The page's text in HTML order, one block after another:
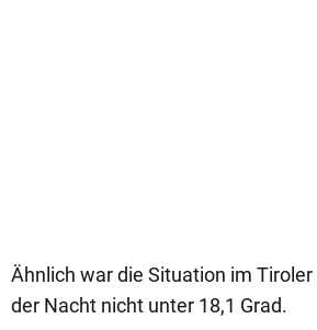
Ähnlich war die Situation im
der Nacht nicht unter 18,1 Grad.